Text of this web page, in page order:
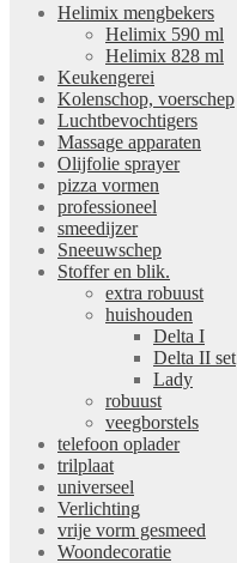
Helimix mengbekers
Helimix 590 ml
Helimix 828 ml
Keukengerei
Kolenschop, voerschep
Luchtbevochtigers
Massage apparaten
Olijfolie sprayer
pizza vormen
professioneel
smeedijzer
Sneeuwschep
Stoffer en blik.
extra robuust
huishouden
Delta I
Delta II set
Lady
robuust
veegborstels
telefoon oplader
trilplaat
universeel
Verlichting
vrije vorm gesmeed
Woondecoratie